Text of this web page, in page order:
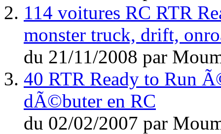
114 voitures RC RTR
monster truck, drift,
du 21/11/2008 par
40 RTR Ready to Run
dÃ©buter en RC
du 02/02/2007 par